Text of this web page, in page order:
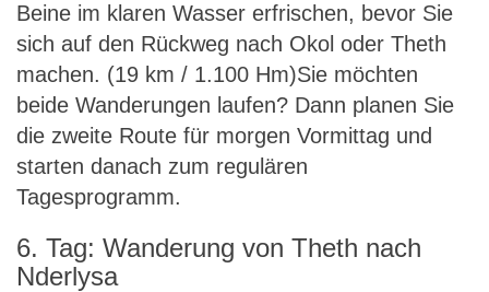
Beine im klaren Wasser erfrischen, bevor Sie
sich auf den Rückweg nach Okol oder Theth
machen. (19 km / 1.100 Hm)Sie möchten
beide Wanderungen laufen? Dann planen Sie
die zweite Route für morgen Vormittag und
starten danach zum regulären
Tagesprogramm.
6. Tag: Wanderung von Theth nach
Nderlysa